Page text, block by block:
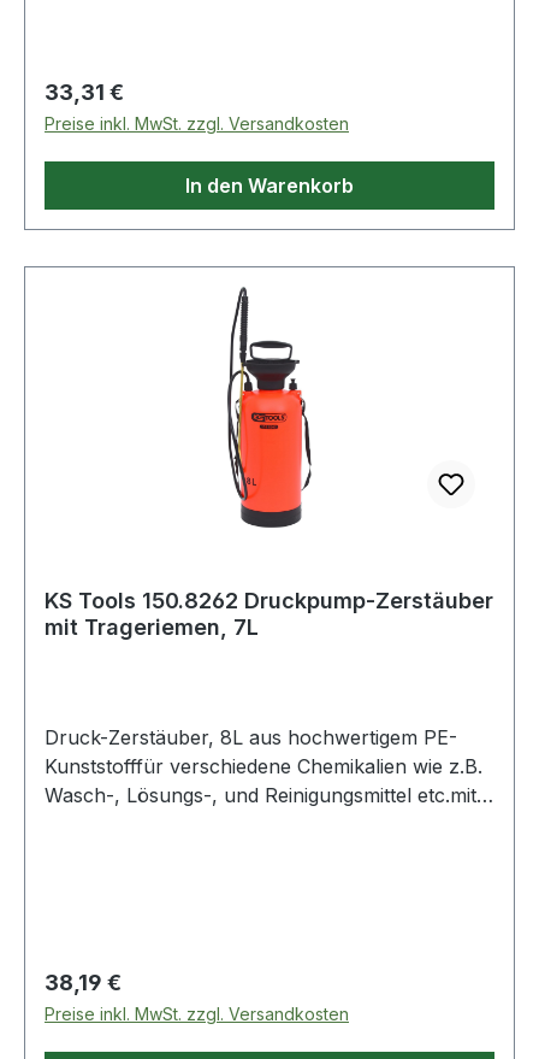
Regulärer Preis:
33,31 €
Preise inkl. MwSt. zzgl. Versandkosten
In den Warenkorb
KS Tools 150.8262 Druckpump-Zerstäuber
mit Trageriemen, 7L
Druck-Zerstäuber, 8L aus hochwertigem PE-
Kunststofffür verschiedene Chemikalien wie z.B.
Wasch-, Lösungs-, und Reinigungsmittel etc.mit
Regulärer Preis:
38,19 €
Preise inkl. MwSt. zzgl. Versandkosten